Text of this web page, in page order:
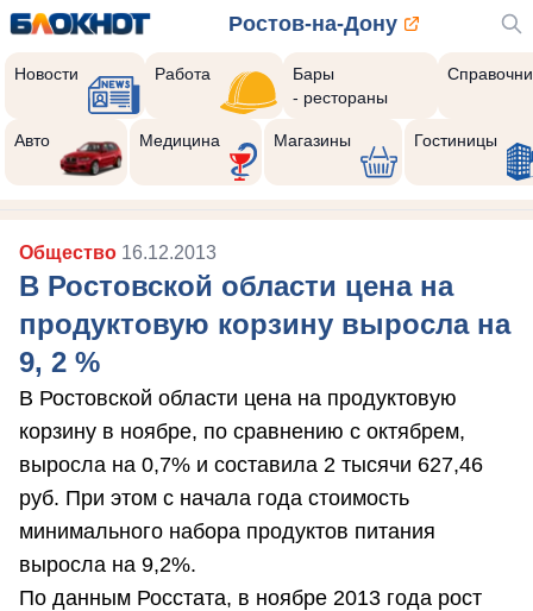
Ростов-на-Дону
Новости Работа
Бары
- рестораны
Авто Медицина Магазины Гостиницы
Общество 16.12.2013
В Ростовской области цена на
продуктовую корзину выросла на
9, 2 %
В Ростовской области цена на продуктовую
корзину в ноябре, по сравнению с октябрем,
выросла на 0,7% и составила 2 тысячи 627,46
руб. При этом с начала года стоимость
минимального набора продуктов питания
выросла на 9,2%.
По данным Росстата, в ноябре 2013 года рост